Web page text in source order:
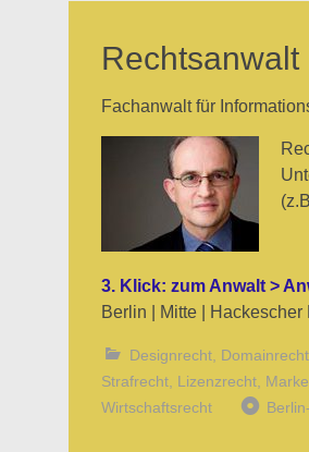
Fachanwalt für
3. Klick: zum Anwalt >
Berlin | Mitte | Hackescher
Designrecht Domainrecht
Strafrecht Lizenzrecht
Wirtschaftsrecht